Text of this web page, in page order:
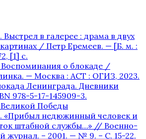
Выстрел в галерее : драма в двух
/ Петр Еремеев. — [Б. м. :
[1] с.
о блокаде /
— Москва : АСТ : ОГИЗ, 2023.
Ленинграда. Дневники
978-5-17-145909-3.
Победы
«Прибыл недюжинный человек и
штабной службы…» // Военно-
журнал. – 2001. — № 9. – С. 15-22.